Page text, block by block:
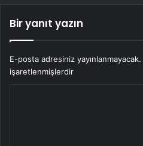
Bir yanıt yazın
E-posta adresiniz yayınlanmayacak.
işaretlenmişlerdir